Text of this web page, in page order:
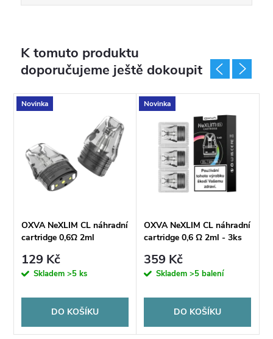
K tomuto produktu
doporučujeme ještě dokoupit
Novinka
OXVA NeXLIM CL náhradní
cartridge 0,6Ω 2ml
129 Kč
Skladem>5 ks
DO KOŠÍKU
Novinka
OXVA NeXLIM CL náhradní
cartridge 0,6 Ω 2ml - 3ks
359 Kč
Skladem>5 balení
DO KOŠÍKU